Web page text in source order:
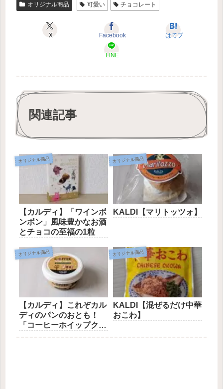
オリジナル商品 可愛い チョコレート
X Facebook はてブ
LINE
関連記事
オリジナル商品
【カルディ】「ワインボ
ンボン」風味豊かなお酒
とチョコの至福の1粒
オリジナル商品
KALDI【マリトッツォ】
オリジナル商品
【カルディ】これぞカル
ディのパンのおとも！
「コーヒーホイップクリ
オリジナル商品
KALDI【混ぜるだけ中華
おこわ】